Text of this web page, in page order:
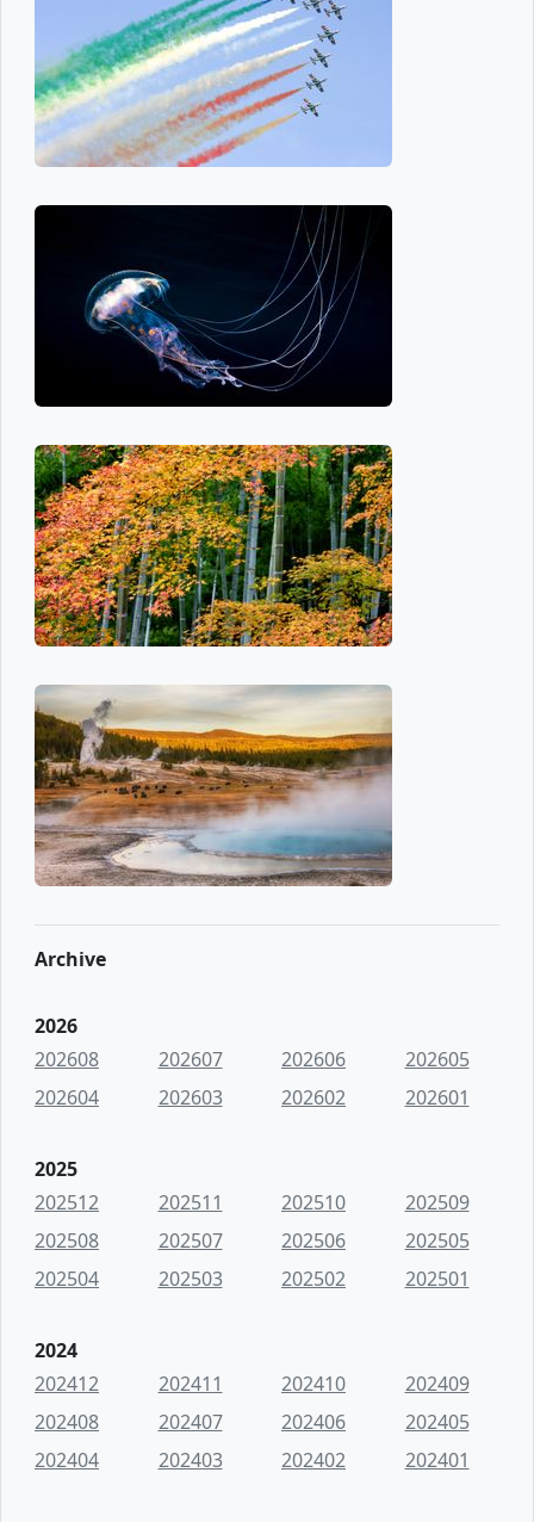
Archive
2026
202608
202607 202606
202605
202604
202603 202602 202601
2025
202512
202511 202510
202509
202508
202507 202506
202505
202504
202503 202502 202501
2024
202412
202411 202410
202409
202408
202407 202406
202405
202404
202403 202402 202401